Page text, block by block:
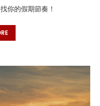
你的假期節奏！